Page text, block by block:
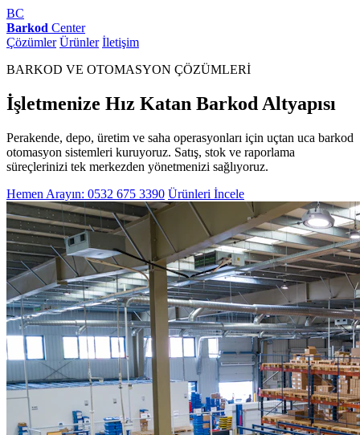
BC
Barkod Center
Çözümler Ürünler İletişim
BARKOD VE OTOMASYON ÇÖZÜMLERİ
İşletmenize Hız Katan Barkod Altyapısı
Perakende, depo, üretim ve saha operasyonları için uçtan uca barkod
otomasyon sistemleri kuruyoruz. Satış, stok ve raporlama
süreçlerinizi tek merkezden yönetmenizi sağlıyoruz.
Hemen Arayın: 0532 675 3390 Ürünleri İncele